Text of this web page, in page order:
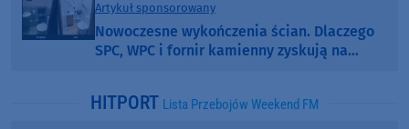
Artykuł sponsorowany
Nowoczesne wykończenia ścian. Dlaczego
SPC, WPC i fornir kamienny zyskują na
HITPORT Lista Przebojów Weekend FM